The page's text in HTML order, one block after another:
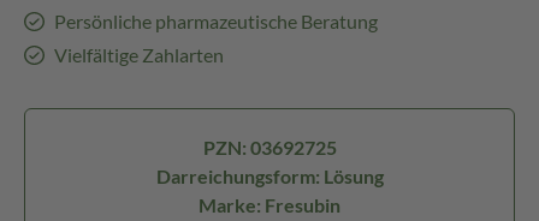
Persönliche pharmazeutische Beratung
Vielfältige Zahlarten
PZN: 03692725
Darreichungsform: Lösung
Marke: Fresubin